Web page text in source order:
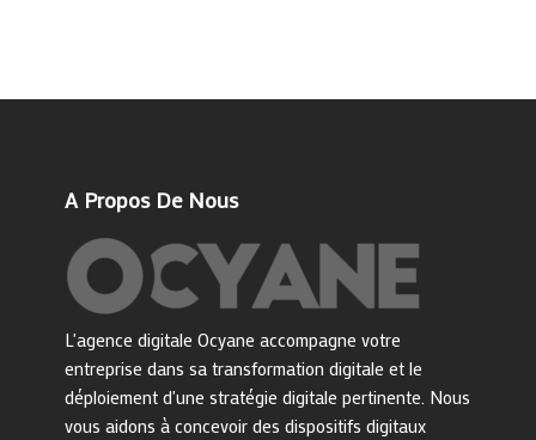
A Propos De Nous
L'agence digitale Ocyane accompagne votre
entreprise dans sa transformation digitale et le
déploiement d'une stratégie digitale pertinente. Nous
vous aidons à concevoir des dispositifs digitaux